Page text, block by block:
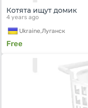
Котята ищут домик
4 years ago
Ukraine,Луганск
Free